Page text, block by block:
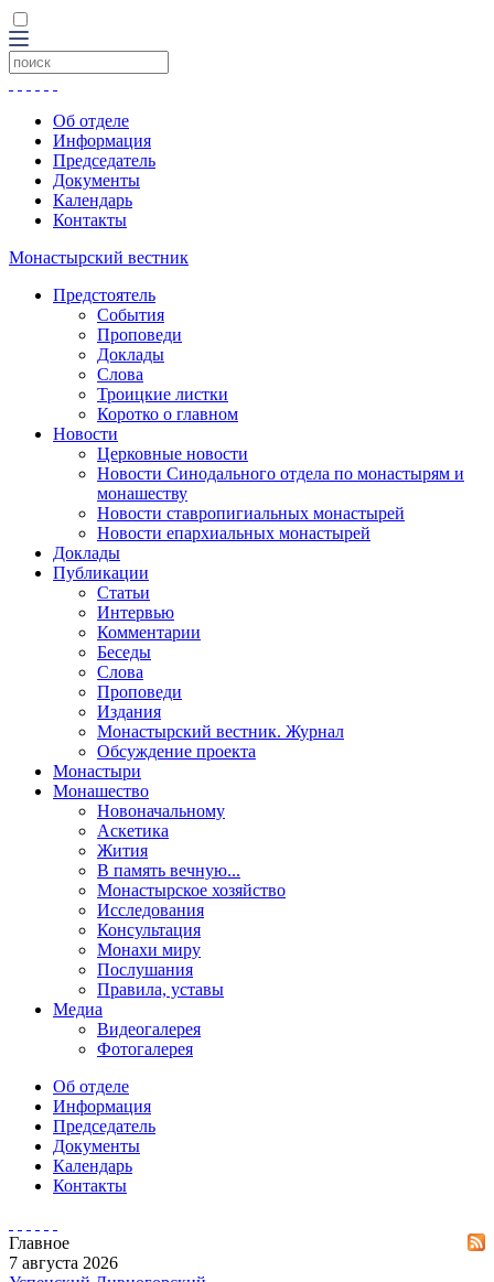
Об отделе
Информация
Председатель
Документы
Календарь
Контакты
Монастырский вестник
Предстоятель
События
Проповеди
Доклады
Слова
Троицкие листки
Коротко о главном
Новости
Церковные новости
Новости Синодального отдела по монастырям и
монашеству
Новости ставропигиальных монастырей
Новости епархиальных монастырей
Доклады
Публикации
Статьи
Интервью
Комментарии
Беседы
Слова
Проповеди
Издания
Монастырский вестник. Журнал
Обсуждение проекта
Монастыри
Монашество
Новоначальному
Аскетика
Жития
В память вечную...
Монастырское хозяйство
Исследования
Консультация
Монахи миру
Послушания
Правила, уставы
Медиа
Видеогалерея
Фотогалерея
Об отделе
Информация
Председатель
Документы
Календарь
Контакты
Главное
7 августа 2026